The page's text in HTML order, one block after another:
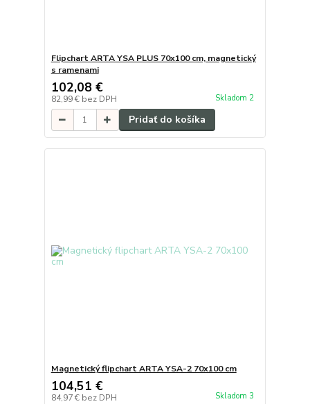
Flipchart ARTA YSA PLUS 70x100 cm, magnetický
s ramenami
102,08 €
82,99 € bez DPH Skladom 2
Pridať do košíka
Magnetický flipchart ARTA YSA-2 70x100 cm
104,51 €
84,97 € bez DPH Skladom 3